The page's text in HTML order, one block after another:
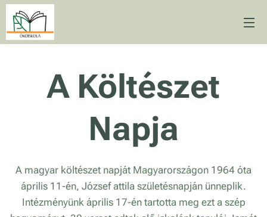
A Költészet
Napja
A magyar költészet napját Magyarországon 1964 óta
április 11-én, József attila születésnapján ünneplik.
Intézményünk április 17-én tartotta meg ezt a szép